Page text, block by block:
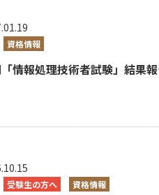
資格情報
情報処理技術者試験」結果
受験生の方へ 資格情報